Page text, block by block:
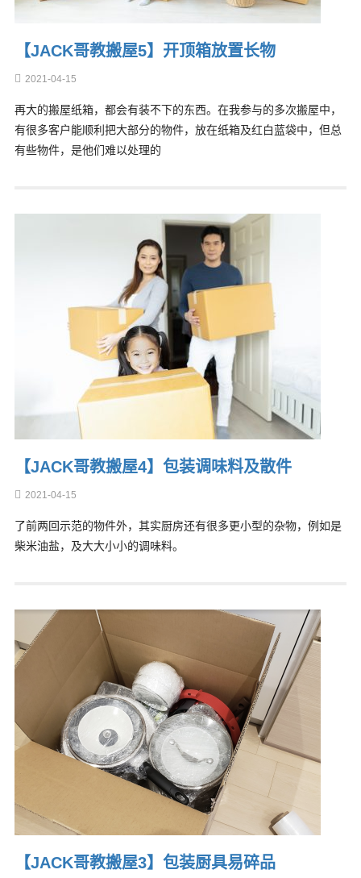
【JACK哥教搬屋5】开顶箱放置长物
2021-04-15
再大的搬屋纸箱，都会有装不下的东西。在我参与的多次搬屋中，
有很多客户能顺利把大部分的物件，放在纸箱及红白蓝袋中，但总
有些物件，是他们难以处理的
【JACK哥教搬屋4】包装调味料及散件
2021-04-15
了前两回示范的物件外，其实厨房还有很多更小型的杂物，例如是
柴米油盐，及大大小小的调味料。
【JACK哥教搬屋3】包装厨具易碎品